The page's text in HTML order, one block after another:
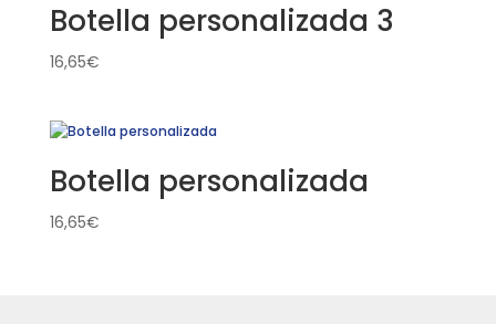
Botella personalizada 3
16,65€
Botella personalizada
16,65€